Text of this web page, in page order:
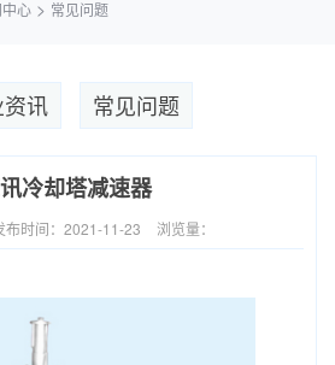
心> 常见问题
讯 常见问题
冷却塔减速器
布时间：2021-11-23 浏览量：